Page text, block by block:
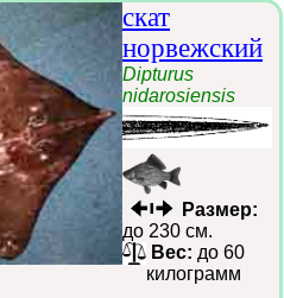
скат
норвежский
Dipturus
nidarosiensis
Размер:
до 230 см.
Вес: до 60
килограмм